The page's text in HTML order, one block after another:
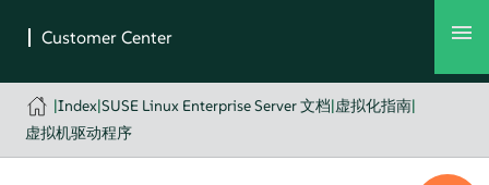
|Index|SUSE Linux Enterprise Server 文档|虚拟化指南|
虚拟机驱动程序